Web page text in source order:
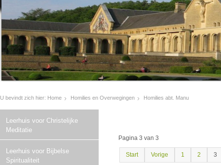
U bevindt zich hier: Home Homilies en Overwegingen Homilies abt. Manu
Leerhuis voor Christelijke
Meditatie
Leerhuis voor Bijbelse
Spiritualiteit
Pagina 3 van 3
Start Vorige 1 2 3